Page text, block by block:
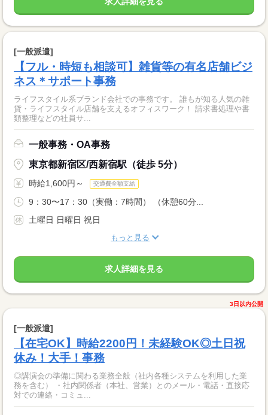
[一般派遣]
【フル・時短も相談可】雑貨等の有名店舗ビジ
ネス＊サポート事務
ライフスタイル系ブランド会社での事務です。 誰もが知る人気の雑
貨・ライフスタイル店舗を支えるオフィスワーク！ 請求書処理や書
類整理などの社員サ...
一般事務・OA事務
東京都新宿区/西新宿駅（徒歩 5分）
時給1,600円～ 交通費全額支給
9：30〜17：30（実働：7時間） （休憩60分...
土曜日 日曜日 祝日
もっと見る
求人詳細を見る
3日以内公開
[一般派遣]
【在宅OK】時給2200円！未経験OK◎土日祝
休み！大手！事務
◎講演会の準備に関わる業務全般（社内各種システムを利用した業
務を含む） ・社内関係者（本社、営業）とのメール・電話・直接応
対での連絡・コミュ...